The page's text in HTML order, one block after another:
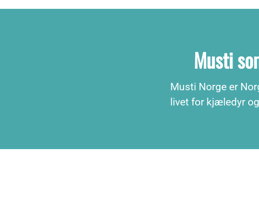
Musti
Musti Norge er
livet for kjæledyr